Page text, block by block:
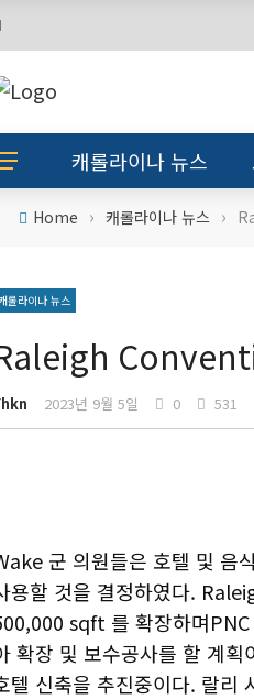
캐롤라이나 뉴스
Home › 캐롤라이나 뉴스 ›
롤라이나 뉴스
2023년 9월 5일 0 531
군 의원들은 호텔 및
용할 것을 결정하였다.
sqft 를 확장하며
확장 및 보수공사를 할 계
텔 신축을 추진중이다. 랄